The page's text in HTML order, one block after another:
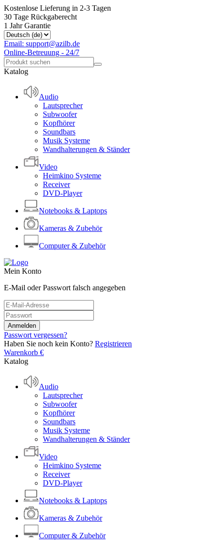
Kostenlose Lieferung in 2-3 Tagen
30 Tage Rückgaberecht
1 Jahr Garantie
Email: support@azilb.de
Online-Betreuung - 24/7
Katalog
Audio
Lautsprecher
Subwoofer
Kopfhörer
Soundbars
Musik Systeme
Wandhalterungen & Ständer
Video
Heimkino Systeme
Receiver
DVD-Player
Notebooks & Laptops
Kameras & Zubehör
Computer & Zubehör
Mein Konto
E-Mail oder Passwort falsch angegeben
Passwort vergessen?
Haben Sie noch kein Konto? Registrieren
Warenkorb €
Katalog
Audio
Lautsprecher
Subwoofer
Kopfhörer
Soundbars
Musik Systeme
Wandhalterungen & Ständer
Video
Heimkino Systeme
Receiver
DVD-Player
Notebooks & Laptops
Kameras & Zubehör
Computer & Zubehör